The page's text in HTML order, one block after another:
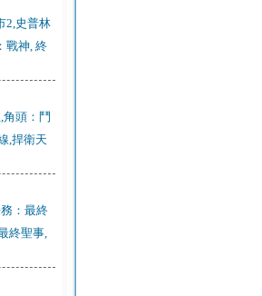
2,史普林
戰神, 終
頭：鬥
,捍衛天
：最終
終聖事,